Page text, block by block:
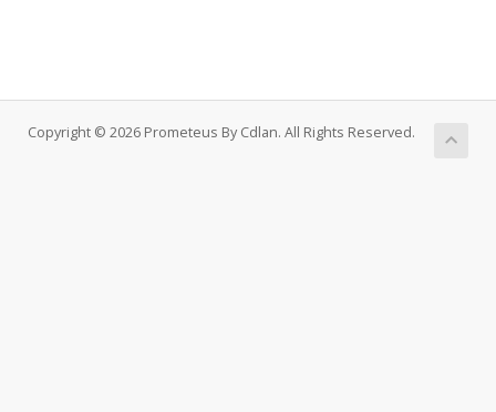
Copyright © 2026 Prometeus By Cdlan. All Rights Reserved.